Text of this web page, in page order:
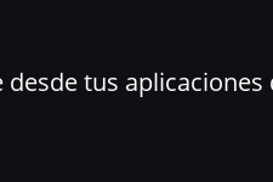
tus aplicaciones